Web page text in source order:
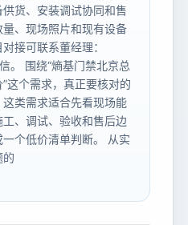
货、安装调试协同和售
、现场照片和现有设备
接可联系董经理：
。 围绕“熵基门禁北京总
这个需求，真正要核对的
类需求适合先看现场能
、调试、验收和售后边
个低价清单判断。 从实
的